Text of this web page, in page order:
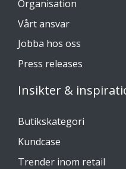
Organisation
Vårt ansvar
Jobba hos oss
Press releases
Insikter &
Butikskategori
Kundcase
Trender inom retail